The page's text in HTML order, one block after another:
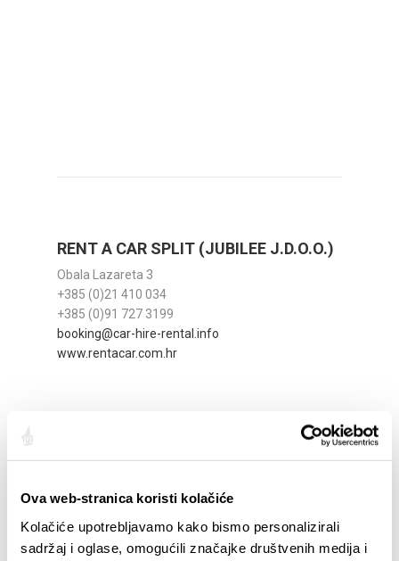
Ova web-stranica koristi kolačiće
Kolačiće upotrebljavamo kako bismo personalizirali
sadržaj i oglase, omogućili značajke društvenih medija i
RENT A CAR SPLIT (JUBILEE J.D.O.O.)
Obala Lazareta 3
+385 (0)21 410 034
+385 (0)91 727 3199
booking@car-hire-rental.info
www.rentacar.com.hr